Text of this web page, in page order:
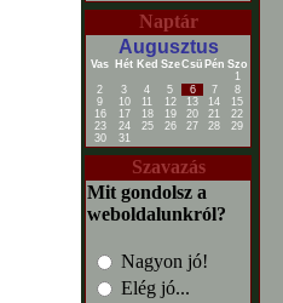
Naptár
Augusztus
Vas Hét Ked SzeCsü Pén Szo
1
2
3 4 5 6 7
8
9
10 11 12 13 14
15
16
17 18 19 20 21
22
23
24 25 26 27 28
29
30
31
Szavazás
Mit gondolsz a
weboldalunkról?
Nagyon jó!
Elég jó...